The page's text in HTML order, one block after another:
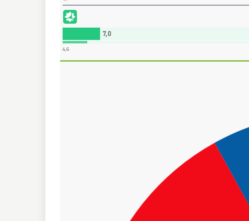
Adelante Andalucía (ADELANTE ANDALUCÍA)
7,0
4,6